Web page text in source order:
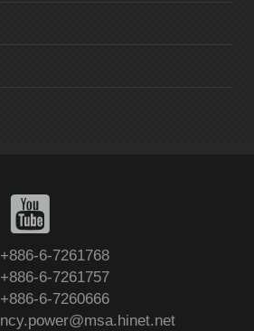
+886-6-7261768
+886-6-7261757
+886-6-7260666
ncy.power@msa.hinet.net